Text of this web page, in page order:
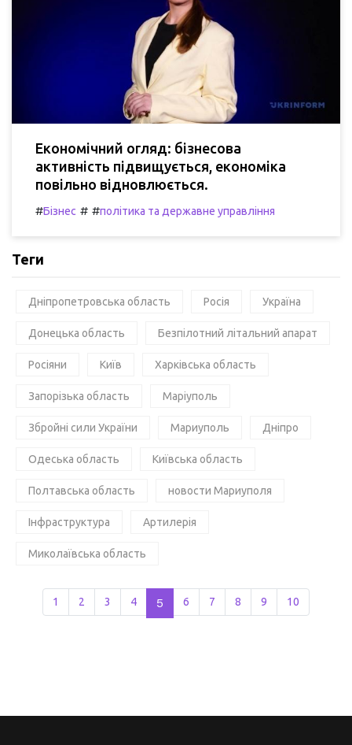
Економічний огляд: бізнесова
активність підвищується, економіка
повільно відновлюється.
#Бізнес # #політика та державне управління
Теги
Дніпропетровська область Росія Україна
Донецька область Безпілотний літальний апарат
Росіяни Київ Харківська область
Запорізька область Маріуполь
Збройні сили України Мариуполь Дніпро
Одеська область Київська область
Полтавська область новости Мариуполя
Інфраструктура Артилерія
Миколаївська область
1 2 3 4 5 6 7 8 9 10